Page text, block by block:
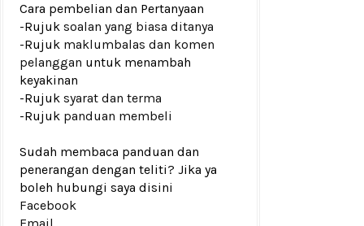
Cara pembelian dan Pertanyaan
-Rujuk soalan yang biasa ditanya
-Rujuk maklumbalas dan komen
pelanggan untuk menambah
keyakinan
-Rujuk syarat dan terma
-Rujuk panduan membeli
Sudah membaca panduan dan
penerangan dengan teliti? Jika ya
boleh hubungi saya disini
Facebook